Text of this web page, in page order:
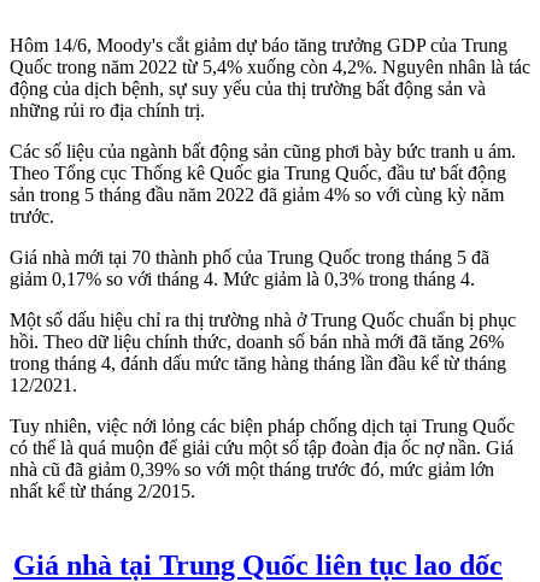
Hôm 14/6, Moody's cắt giảm dự báo tăng trưởng GDP của Trung
Quốc trong năm 2022 từ 5,4% xuống còn 4,2%. Nguyên nhân là tác
động của dịch bệnh, sự suy yếu của thị trường bất động sản và
những rủi ro địa chính trị.
Các số liệu của ngành bất động sản cũng phơi bày bức tranh u ám.
Theo Tổng cục Thống kê Quốc gia Trung Quốc, đầu tư bất động
sản trong 5 tháng đầu năm 2022 đã giảm 4% so với cùng kỳ năm
trước.
Giá nhà mới tại 70 thành phố của Trung Quốc trong tháng 5 đã
giảm 0,17% so với tháng 4. Mức giảm là 0,3% trong tháng 4.
Một số dấu hiệu chỉ ra thị trường nhà ở Trung Quốc chuẩn bị phục
hồi. Theo dữ liệu chính thức, doanh số bán nhà mới đã tăng 26%
trong tháng 4, đánh dấu mức tăng hàng tháng lần đầu kể từ tháng
12/2021.
Tuy nhiên, việc nới lỏng các biện pháp chống dịch tại Trung Quốc
có thể là quá muộn để giải cứu một số tập đoàn địa ốc nợ nần. Giá
nhà cũ đã giảm 0,39% so với một tháng trước đó, mức giảm lớn
nhất kể từ tháng 2/2015.
Giá nhà tại Trung Quốc liên tục lao dốc